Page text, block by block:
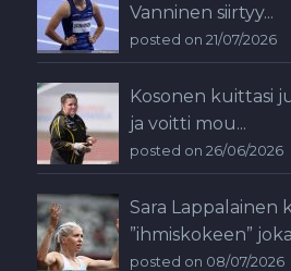
Vanninen siirtyy...
posted on 21/07/2026
Kosonen kuittasi
ja voitti mou...
posted on 26/06/2026
Sara Lappalainen
”ihmiskokeen”
posted on 08/07/2026